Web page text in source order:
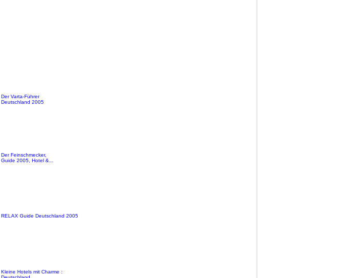
Der Varta-Führer
Deutschland 2005
Der Feinschmecker,
Guide 2005, Hotel &...
RELAX Guide Deutschland 2005
Kleine Hotels mit Charme :